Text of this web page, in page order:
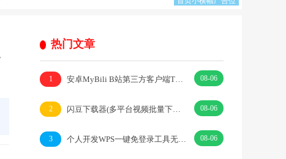
热门文章
1 安卓MyBili B站第三方客户端TV版v1.6.9 08-06
2 闪豆下载器(多平台视频批量下载器)v2026.07.29 08-06
3 个人开发WPS一键免登录工具无需登录账号 08-06